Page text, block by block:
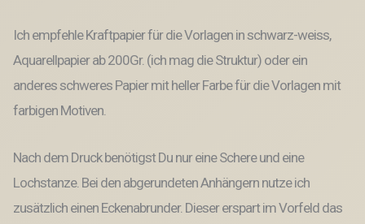
Ich empfehle Kraftpapier für die Vorlagen in schwarz-weiss,
Aquarellpapier ab 200Gr. (ich mag die Struktur) oder ein
anderes schweres Papier mit heller Farbe für die Vorlagen mit
farbigen Motiven.
Nach dem Druck benötigst Du nur eine Schere und eine
Lochstanze. Bei den abgerundeten Anhängern nutze ich
zusätzlich einen Eckenabrunder. Dieser erspart im Vorfeld das